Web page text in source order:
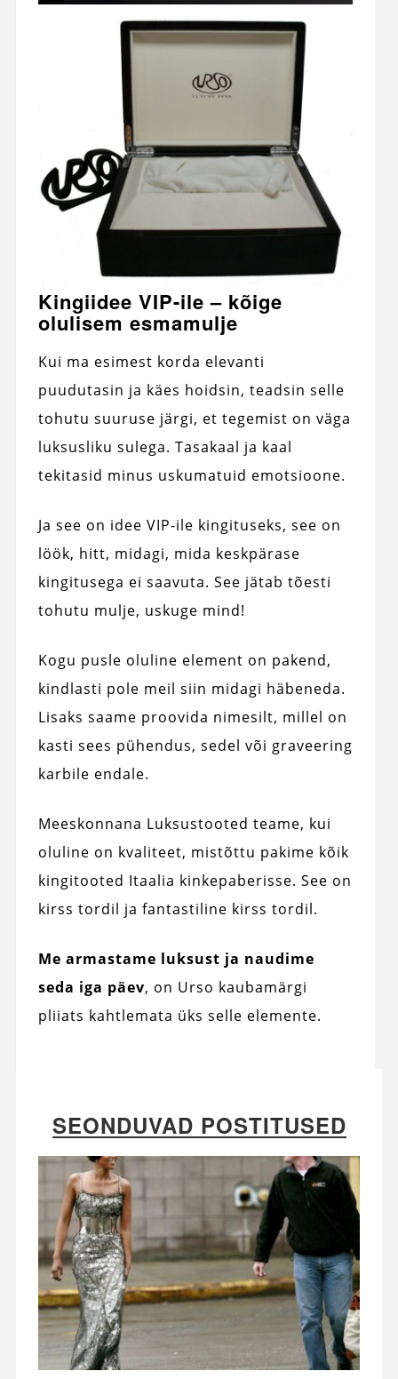
Kingiidee VIP-ile – kõige
olulisem esmamulje
Kui ma esimest korda elevanti
puudutasin ja käes hoidsin, teadsin selle
tohutu suuruse järgi, et tegemist on väga
luksusliku sulega. Tasakaal ja kaal
tekitasid minus uskumatuid emotsioone.
Ja see on idee VIP-ile kingituseks, see on
löök, hitt, midagi, mida keskpärase
kingitusega ei saavuta. See jätab tõesti
tohutu mulje, uskuge mind!
Kogu pusle oluline element on pakend,
kindlasti pole meil siin midagi häbeneda.
Lisaks saame proovida nimesilt, millel on
kasti sees pühendus, sedel või graveering
karbile endale.
Meeskonnana Luksustooted teame, kui
oluline on kvaliteet, mistõttu pakime kõik
kingitooted Itaalia kinkepaberisse. See on
kirss tordil ja fantastiline kirss tordil.
Me armastame luksust ja naudime
seda iga päev, on Urso kaubamärgi
pliiats kahtlemata üks selle elemente.
SEONDUVAD POSTITUSED